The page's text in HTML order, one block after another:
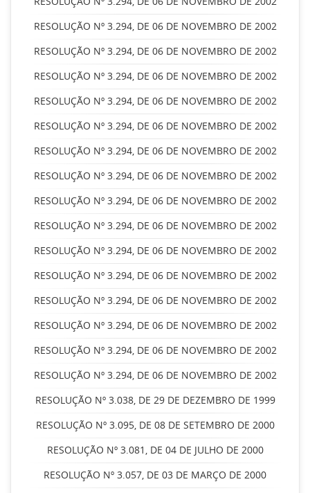
RESOLUÇÃO Nº 3.294, DE 06 DE NOVEMBRO DE 2002
RESOLUÇÃO Nº 3.294, DE 06 DE NOVEMBRO DE 2002
RESOLUÇÃO Nº 3.294, DE 06 DE NOVEMBRO DE 2002
RESOLUÇÃO Nº 3.294, DE 06 DE NOVEMBRO DE 2002
RESOLUÇÃO Nº 3.294, DE 06 DE NOVEMBRO DE 2002
RESOLUÇÃO Nº 3.294, DE 06 DE NOVEMBRO DE 2002
RESOLUÇÃO Nº 3.294, DE 06 DE NOVEMBRO DE 2002
RESOLUÇÃO Nº 3.294, DE 06 DE NOVEMBRO DE 2002
RESOLUÇÃO Nº 3.294, DE 06 DE NOVEMBRO DE 2002
RESOLUÇÃO Nº 3.294, DE 06 DE NOVEMBRO DE 2002
RESOLUÇÃO Nº 3.294, DE 06 DE NOVEMBRO DE 2002
RESOLUÇÃO Nº 3.294, DE 06 DE NOVEMBRO DE 2002
RESOLUÇÃO Nº 3.294, DE 06 DE NOVEMBRO DE 2002
RESOLUÇÃO Nº 3.294, DE 06 DE NOVEMBRO DE 2002
RESOLUÇÃO Nº 3.294, DE 06 DE NOVEMBRO DE 2002
RESOLUÇÃO Nº 3.038, DE 29 DE DEZEMBRO DE 1999
RESOLUÇÃO Nº 3.095, DE 08 DE SETEMBRO DE 2000
RESOLUÇÃO Nº 3.081, DE 04 DE JULHO DE 2000
RESOLUÇÃO Nº 3.057, DE 03 DE MARÇO DE 2000